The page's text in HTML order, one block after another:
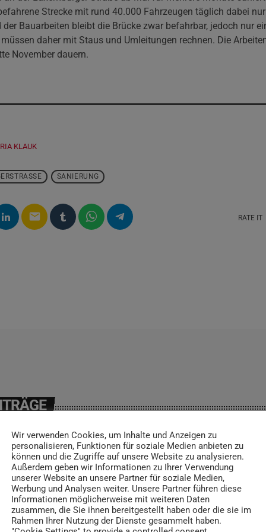
Strecke mit rund 40.000 Fahrzeugen täglich dabei
der Bauarbeiten bleibt die Brücke zwar befahrbar, jedoch nur
daher mit Staus und Umleitungen rechnen. Die
November dauern.
KLAUK
SANIERUNG
email RATE IT
insert_link
Wir verwenden Cookies, um Inhalte und Anzeigen zu
personalisieren, Funktionen für soziale Medien anbieten zu
können und die Zugriffe auf unsere Website zu analysieren.
Außerdem geben wir Informationen zu Ihrer Verwendung
unserer Website an unsere Partner für soziale Medien,
Werbung und Analysen weiter. Unsere Partner führen diese
Informationen möglicherweise mit weiteren Daten
zusammen, die Sie ihnen bereitgestellt haben oder die sie im
Rahmen Ihrer Nutzung der Dienste gesammelt haben.